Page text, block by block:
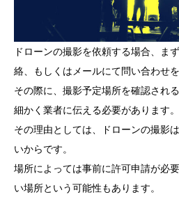
ドローンの撮影を依頼する場合、ま
絡、もしくはメールにて問い合わせを
その際に、撮影予定場所を確認され
細かく業者に伝える必要があります。
その理由としては、ドローンの撮影
いからです。
場所によっては事前に許可申請が必
い場所という可能性もあります。